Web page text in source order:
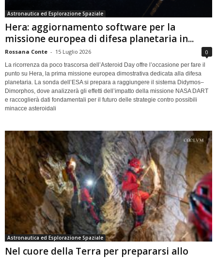
Astronautica ed Esplorazione Spaziale
Hera: aggiornamento software per la
missione europea di difesa planetaria in...
Rossana Conte - 15 Luglio 2026 0
La ricorrenza da poco trascorsa dell’Asteroid Day offre l’occasione per fare il
punto su Hera, la prima missione europea dimostrativa dedicata alla difesa
planetaria. La sonda dell’ESA si prepara a raggiungere il sistema Didymos–
Dimorphos, dove analizzerà gli effetti dell’impatto della missione NASA DART
e raccoglierà dati fondamentali per il futuro delle strategie contro possibili
minacce asteroidali
Astronautica ed Esplorazione Spaziale
Nel cuore della Terra per prepararsi allo